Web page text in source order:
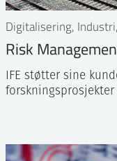
Digitalisering,
Risk
IFE støtter sine